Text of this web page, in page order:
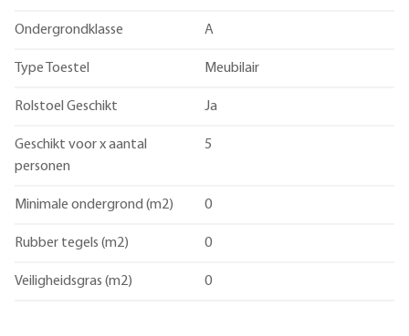
Ondergrondklasse A
Type Toestel Meubilair
Rolstoel Geschikt Ja
Geschikt voor x aantal
personen
5
Minimale ondergrond (m2) 0
Rubber tegels (m2) 0
Veiligheidsgras (m2) 0